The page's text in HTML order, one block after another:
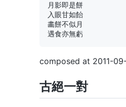
月影即是餅
入眼甘如飴
畵餅不似月
composed at 2011-
古絕一對